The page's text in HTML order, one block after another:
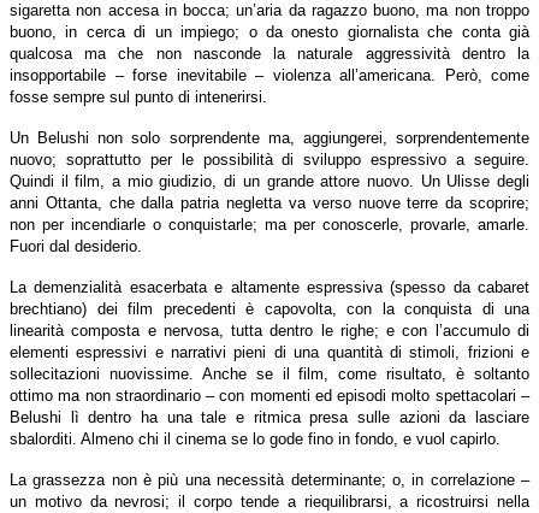
sigaretta non accesa in bocca; un’aria da ragazzo buono, ma non troppo
buono, in cerca di un impiego; o da onesto giornalista che conta già
qualcosa ma che non nasconde la naturale aggressività dentro la
insopportabile – forse inevitabile – violenza all’americana. Però, come
fosse sempre sul punto di intenerirsi.
Un Belushi non solo sorprendente ma, aggiungerei, sorprendentemente
nuovo; soprattutto per le possibilità di sviluppo espressivo a seguire.
Quindi il film, a mio giudizio, di un grande attore nuovo. Un Ulisse degli
anni Ottanta, che dalla patria negletta va verso nuove terre da scoprire;
non per incendiarle o conquistarle; ma per conoscerle, provarle, amarle.
Fuori dal desiderio.
La demenzialità esacerbata e altamente espressiva (spesso da cabaret
brechtiano) dei film precedenti è capovolta, con la conquista di una
linearità composta e nervosa, tutta dentro le righe; e con l’accumulo di
elementi espressivi e narrativi pieni di una quantità di stimoli, frizioni e
sollecitazioni nuovissime. Anche se il film, come risultato, è soltanto
ottimo ma non straordinario – con momenti ed episodi molto spettacolari –
Belushi lì dentro ha una tale e ritmica presa sulle azioni da lasciare
sbalorditi. Almeno chi il cinema se lo gode fino in fondo, e vuol capirlo.
La grassezza non è più una necessità determinante; o, in correlazione –
un motivo da nevrosi; il corpo tende a riequilibrarsi, a ricostruirsi nella